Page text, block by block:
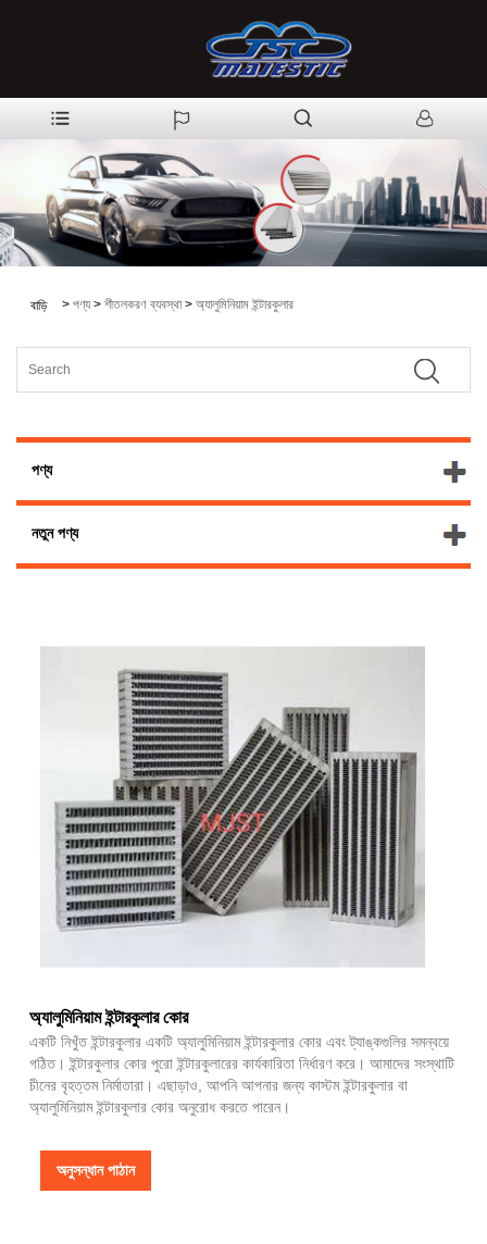
বাড়ি > পণ্য > শীতলকরণ ব্যবস্থা> অ্যালুমিনিয়াম ইন্টারকুলার
পণ্য
নতুন পণ্য
অ্যালুমিনিয়াম ইন্টারকুলার কোর
একটি নিখুঁত ইন্টারকুলার একটি অ্যালুমিনিয়াম ইন্টারকুলার কোর এবং ট্যাঙ্কগুলির সমন্বয়ে
গঠিত। ইন্টারকুলার কোর পুরো ইন্টারকুলারের কার্যকারিতা নির্ধারণ করে। আমাদের সংস্থাটি
চীনের বৃহত্তম নির্মাতারা। এছাড়াও, আপনি আপনার জন্য কাস্টম ইন্টারকুলার বা
অ্যালুমিনিয়াম ইন্টারকুলার কোর অনুরোধ করতে পারেন।
অনুসন্ধান পাঠান